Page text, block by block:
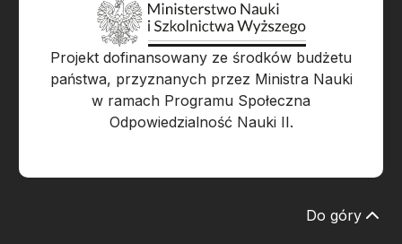
Projekt dofinansowany ze środków budżetu
państwa, przyznanych przez Ministra Nauki
w ramach Programu Społeczna
Odpowiedzialność Nauki II.
Do góry